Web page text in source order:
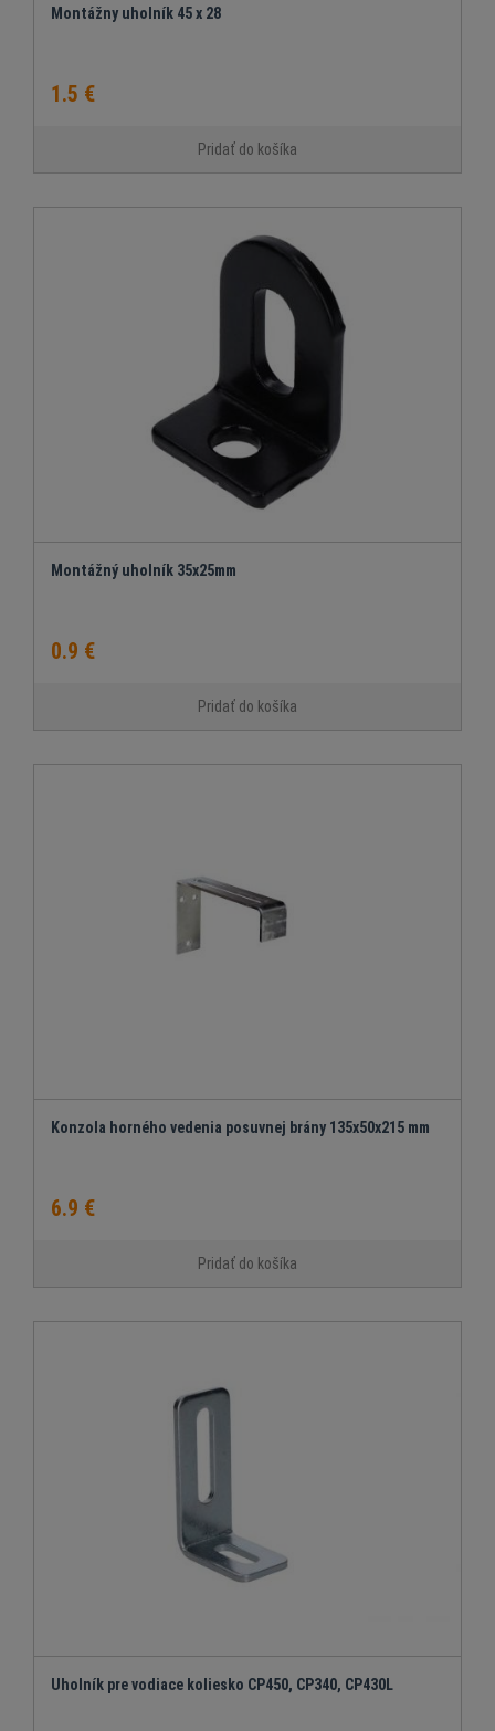
Montážny uholník 45 x 28
1.5 €
Pridať do košíka
Montážný uholník 35x25mm
0.9 €
Pridať do košíka
Konzola horného vedenia posuvnej brány 135x50x215 mm
6.9 €
Pridať do košíka
Uholník pre vodiace koliesko CP450, CP340, CP430L